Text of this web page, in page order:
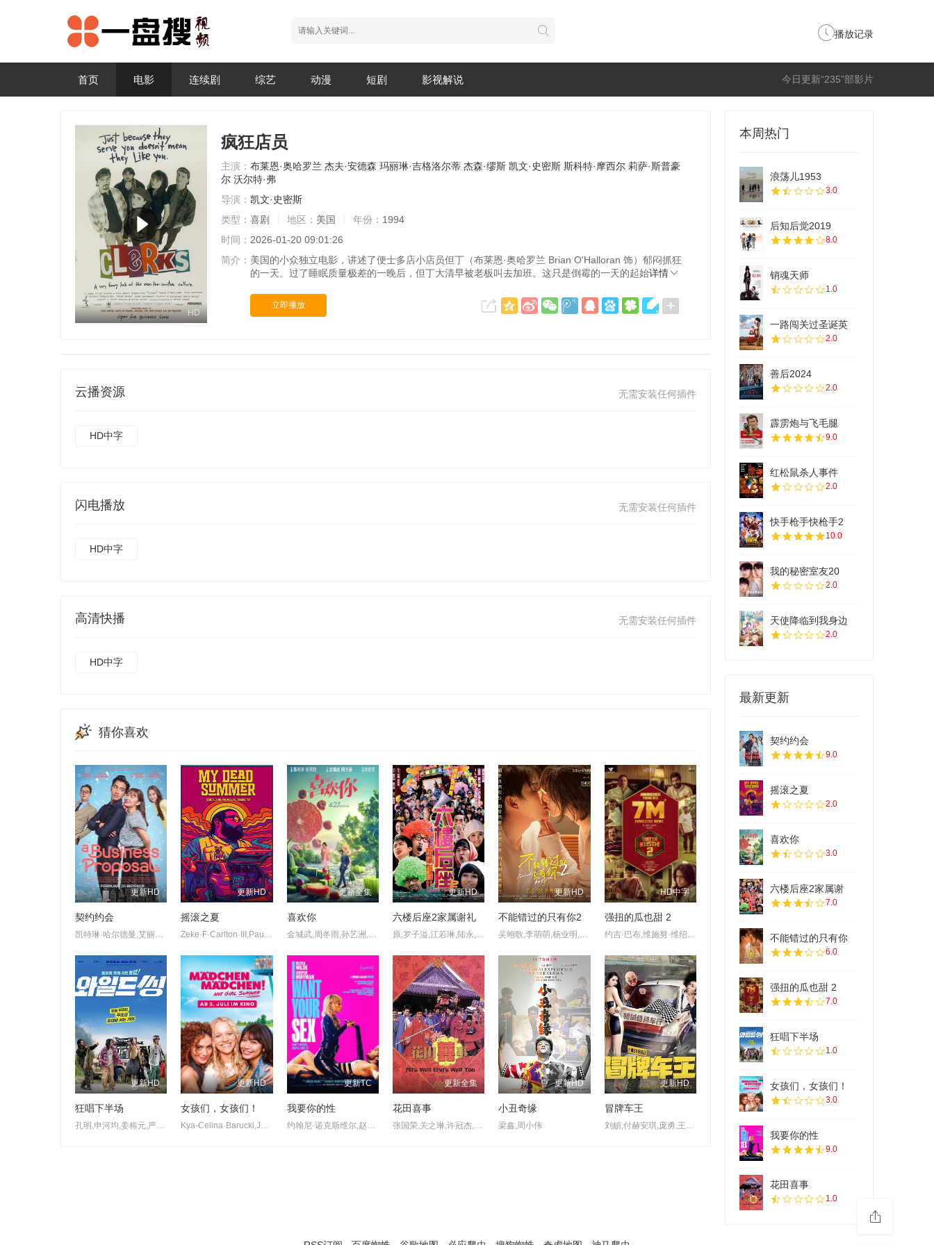
播放记录
今日更新“235”部影片
首页 电影 连续剧 综艺 动漫 短剧 影视解说
HD
疯狂店员
主演： 布莱恩·奥哈罗兰 杰夫·安德森 玛丽琳·吉格洛尔蒂 杰森·缪斯 凯文·史密斯 斯科特·摩西尔 莉萨·斯普豪
尔 沃尔特·弗
导演： 凯文·史密斯
类型： 喜剧 地区： 美国 年份： 1994
时间： 2026-01-20 09:01:26
简介： 美国的小众独立电影，讲述了便士多店小店员但丁（布莱恩·奥哈罗兰 Brian O'Halloran 饰）郁闷抓狂
的一天。过了睡眠质量极差的一晚后，但丁大清早被老板叫去加班。这只是倒霉的一天的起始详情
立即播放
无需安装任何插件
云播资源
HD中字
无需安装任何插件
闪电播放
HD中字
无需安装任何插件
高清快播
HD中字
猜你喜欢
更新HD
契约约会
凯特琳·哈尔德曼,艾丽尔·塔图姆,Abidzar·Al·Ghifari
更新HD
摇滚之夏
Zeke·F·Carlton·III,Paul·Stenerson,Ashlee·Buchanan
更新全集
喜欢你
金城武,周冬雨,孙艺洲,奚梦瑶,杨祐宁,张国柱,高晓松,林志玲,赵英俊,权桐
更新HD
六楼后座2家属谢礼
原,罗子溢,江若琳,陆永,郑诗君,曾志伟,林嘉欣,卢巧音,周俊伟
更新HD
不能错过的只有你2
吴翊歌,李萌萌,杨业明,刘流,陶红,赵熙玥,黄品沅,赵晋,田东霖,赵汉军,王彩平
HD中字
强扭的瓜也甜 2
约吉·巴布,维施努·维绍尔,拉姆亚·克里希南,艾西瓦娅·莱克希米,Karunas,Sreeja·Ravi
更新HD
狂唱下半场
孔明,申河均,姜栋元,严泰九,朴智贤,吴正世
更新HD
女孩们，女孩们！
Kya-Celina·Barucki,Julia·Novohradsky,Nhung·Hong
更新TC
我要你的性
约翰尼·诺克斯维尔,赵牡丹,奥利维亚·王尔德,罗克珊·梅斯基达,梅森·古丁,戴维德·迪格斯,库珀·霍夫曼,切斯·隋·万德斯,乔治·托德·麦克拉克伦,查莉XCX,Miki·Murad,Coda·Li·Marcus,Kent·Navarrette,Christy·Lewis
更新全集
花田喜事
张国荣,关之琳,许冠杰,毛舜筠,许冠英,吴君如
更新HD
小丑奇缘
梁鑫,周小伟
更新HD
冒牌车王
刘頔,付赫安琪,庞勇,王略涛,梁武
本周热门
浪荡儿1953
3.0
后知后觉2019
8.0
销魂天师
1.0
一路闯关过圣诞英
2.0
善后2024
2.0
霹雳炮与飞毛腿
9.0
红松鼠杀人事件
2.0
快手枪手快枪手2
10.0
我的秘密室友20
2.0
天使降临到我身边
2.0
最新更新
契约约会
9.0
摇滚之夏
2.0
喜欢你
3.0
六楼后座2家属谢
7.0
不能错过的只有你
6.0
强扭的瓜也甜 2
7.0
狂唱下半场
1.0
女孩们，女孩们！
3.0
我要你的性
9.0
花田喜事
1.0